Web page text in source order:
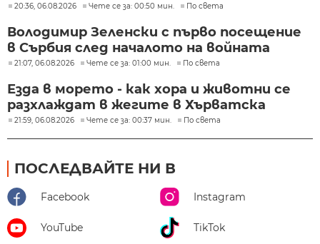
20:36, 06.08.2026 Чете се за: 00:50 мин. По света
Володимир Зеленски с първо посещение
в Сърбия след началото на войната
21:07, 06.08.2026 Чете се за: 01:00 мин. По света
Езда в морето - как хора и животни се
разхлаждат в жегите в Хърватска
21:59, 06.08.2026 Чете се за: 00:37 мин. По света
ПОСЛЕДВАЙТЕ НИ В
Facebook Instagram
YouTube TikTok